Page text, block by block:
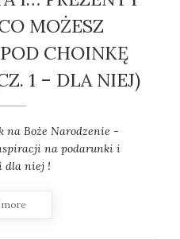
MOŻESZ
CHOINKĘ
1 – DLA NIEJ)
na Boże Narodzenie -
na podarunki i
dla niej !
more